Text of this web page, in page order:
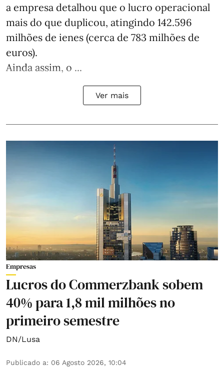
a empresa detalhou que o lucro operacional
mais do que duplicou, atingindo 142.596
milhões de ienes (cerca de 783 milhões de
euros).
Ainda assim, o ...
Ver mais
Empresas
Lucros do Commerzbank sobem
40% para 1,8 mil milhões no
primeiro semestre
DN/Lusa
Publicado a: 06 Agosto 2026, 10:04